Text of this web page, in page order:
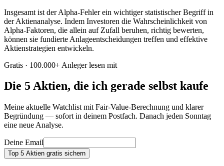
Insgesamt ist der Alpha-Fehler ein wichtiger statistischer Begriff in
der Aktienanalyse. Indem Investoren die Wahrscheinlichkeit von
Alpha-Faktoren, die allein auf Zufall beruhen, richtig bewerten,
können sie fundierte Anlageentscheidungen treffen und effektive
Aktienstrategien entwickeln.
Gratis · 100.000+ Anleger lesen mit
Die 5 Aktien, die ich gerade selbst kaufe
Meine aktuelle Watchlist mit Fair-Value-Berechnung und klarer
Begründung — sofort in deinem Postfach. Danach jeden Sonntag
eine neue Analyse.
Deine Email
Top 5 Aktien gratis sichern